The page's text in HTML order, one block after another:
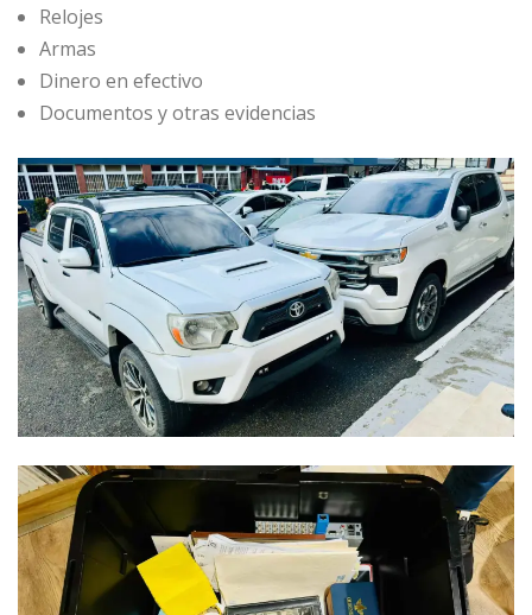
Relojes
Armas
Dinero en efectivo
Documentos y otras evidencias